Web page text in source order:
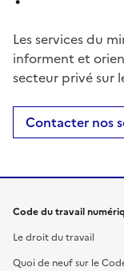
Les services du
informent et
secteur privé sur
Contacter nos
Code du travail
Le droit du travail
Quoi de neuf sur le